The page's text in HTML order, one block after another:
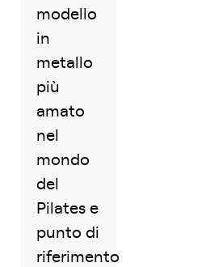
modello
in
metallo
più
amato
nel
mondo
del
Pilates e
punto di
riferimento